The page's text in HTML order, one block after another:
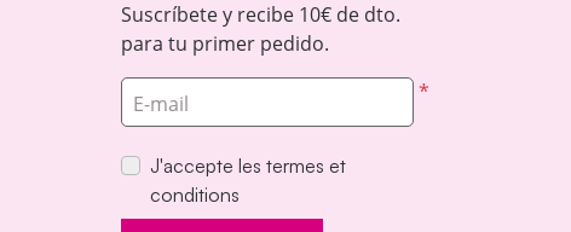
Suscríbete y recibe 10€ de dto.
para tu primer pedido.
*
E-mail
J'accepte les termes et
conditions